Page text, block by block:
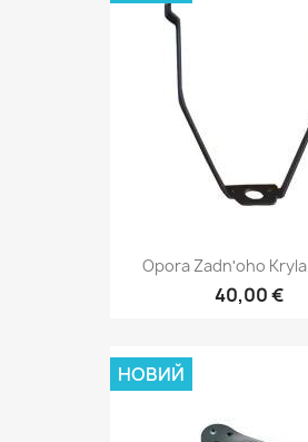
Opora Zadnʹoho
40,00 €
НОВИЙ